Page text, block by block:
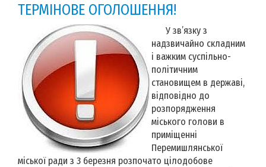
ТЕРМІНОВЕ ОГОЛОШЕННЯ!
У зв’язку з
надзвичайно складним
і важким суспільно-
політичним
становищем в державі,
відповідно до
розпорядження
міського голови в
приміщенні
Перемишлянської
міської ради з 3 березня розпочато цілодобове